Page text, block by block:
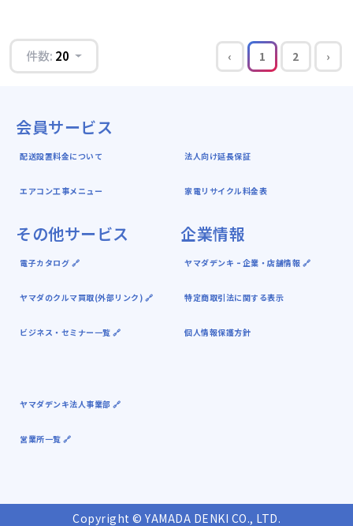
件数: 20 ‹ 1 2 ›
会員サービス
配送設置料金について
エアコン工事メニュー
法人向け延長保証
家電リサイクル料金表
その他サービス
電子カタログ 🔗
ヤマダのクルマ買取(外部リンク) 🔗
ビジネス・セミナー一覧 🔗
企業情報
ヤマダデンキ ｰ 企業・店舗情報 🔗
特定商取引法に関する表示
個人情報保護方針
ヤマダデンキ法人事業部 🔗
営業所一覧 🔗
Copyright © YAMADA DENKI CO., LTD.